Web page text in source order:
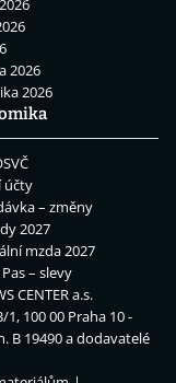
2026
2026
účty
– změny
2027
mzda 2027
– slevy
CENTER a.s.
100 00 Praha 10 -
B 19490 a dodavatelé